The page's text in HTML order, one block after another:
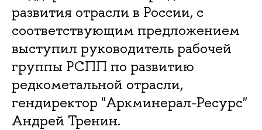
развития отрасли в России, с
соответствующим предложением
выступил руководитель рабочей
группы РСПП по развитию
редкометальной отрасли,
гендиректор "Аркминерал-Ресурс"
Андрей Тренин.